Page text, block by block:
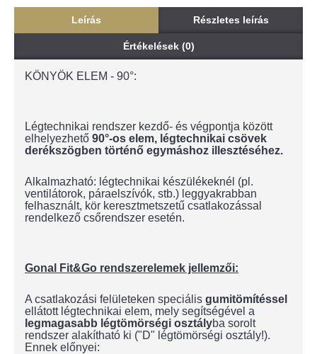
Leírás Részletes leírás
Értékelések (0)
KÖNYÖK ELEM - 90°:
Légtechnikai rendszer kezdő- és végpontja között
elhelyezhető 90°-os elem, légtechnikai csövek
derékszögben történő egymáshoz illesztéséhez.
Alkalmazható: légtechnikai készülékeknél (pl.
ventilátorok, páraelszívók, stb.) leggyakrabban
felhasznált, kör keresztmetszetű csatlakozással
rendelkező csőrendszer esetén.
Gonal Fit&Go rendszerelemek jellemzői:
A csatlakozási felületeken speciális gumitömítéssel
ellátott légtechnikai elem, mely segítségével a
legmagasabb légtömörségi osztályba sorolt
rendszer alakítható ki ("D" légtömörségi osztály!).
Ennek előnyei: